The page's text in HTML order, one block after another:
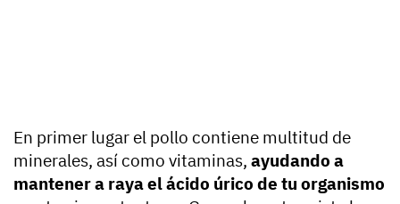
En primer lugar el pollo contiene multitud de
minerales, así como vitaminas, ayudando a
mantener a raya el ácido úrico de tu organismo